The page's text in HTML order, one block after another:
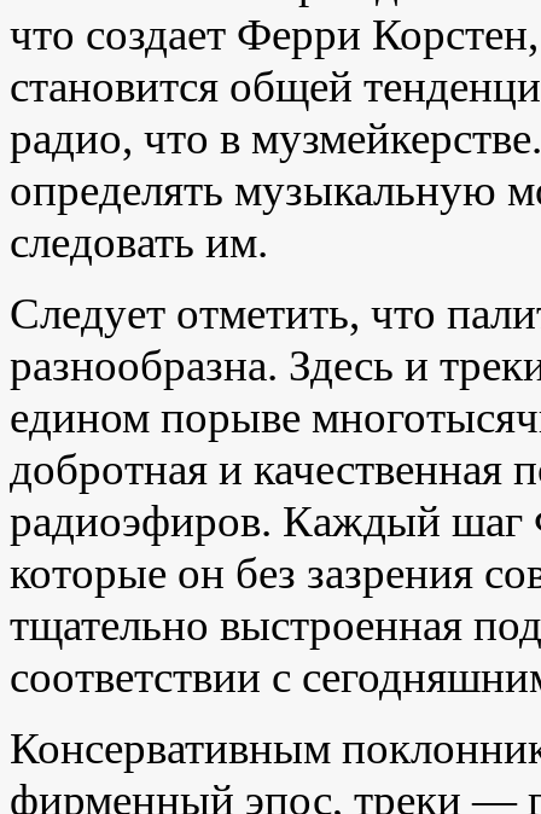
что создает Ферри
становится общей
радио, что в
определять музыкальную
следовать им.
Следует отметить, что
разнообразна. Здесь и
едином порыве
добротная и
радиоэфиров. Каждый шаг
которые он без зазрения
тщательно выстроенная
соответствии с
Консервативным
фирменный эпос, треки —